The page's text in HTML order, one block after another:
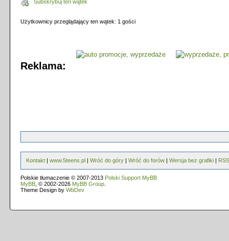
Subskrybuj ten wątek
Użytkownicy przeglądający ten wątek: 1 gości
Reklama:
Kontakt | www.5teens.pl | Wróć do góry | Wróć do forów | Wersja bez grafiki | RSS
Polskie tłumaczenie © 2007-2013 Polski Support MyBB
MyBB , © 2002-2026 MyBB Group
Theme Design by WbDev